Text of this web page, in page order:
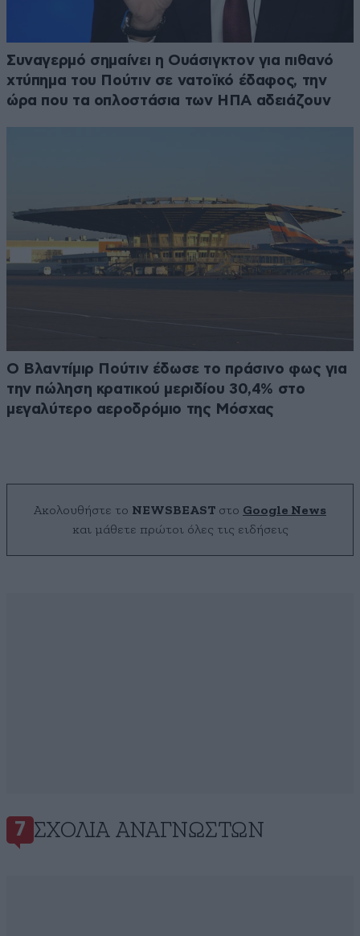
Συναγερμό σημαίνει η Ουάσιγκτον για πιθανό
χτύπημα του Πούτιν σε νατοϊκό έδαφος, την
ώρα που τα οπλοστάσια των ΗΠΑ αδειάζουν
Ο Βλαντίμιρ Πούτιν έδωσε το πράσινο φως για
την πώληση κρατικού μεριδίου 30,4% στο
μεγαλύτερο αεροδρόμιο της Μόσχας
Ακολουθήστε το NEWSBEAST στο Google News
και μάθετε πρώτοι όλες τις ειδήσεις
7 ΣΧΌΛΙΑ ΑΝΑΓΝΩΣΤΏΝ